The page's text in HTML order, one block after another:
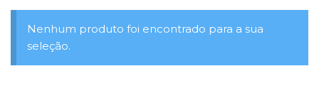
Nenhum produto foi encontrado para a sua
seleção.